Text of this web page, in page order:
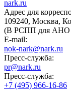
nark.ru
Адрес для
109240, Москва,
(В РСПП для
E-mail:
nok-nark@nark.ru
Пресс-служба:
pr@nark.ru
Пресс-служба:
+7 (495) 966-16-86